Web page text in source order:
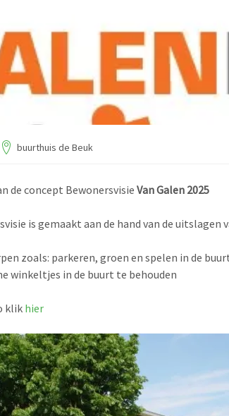
buurthuis de Beuk
de concept Bewonersvisie Van Galen 2025
is gemaakt aan de hand van de
zoals: parkeren, groen en spelen in de
winkeltjes in de buurt te behouden
klikhier